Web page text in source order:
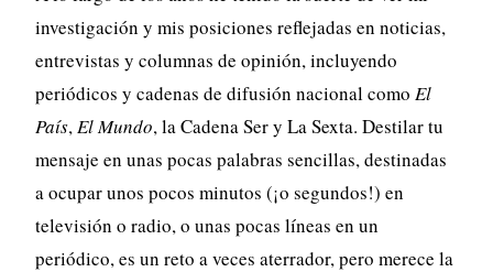
investigación y mis posiciones reflejadas en noticias,
entrevistas y columnas de opinión, incluyendo
periódicos y cadenas de difusión nacional comoEl
País,El Mundo, la Cadena Ser y La Sexta. Destilar tu
mensaje en unas pocas palabras sencillas, destinadas
a ocupar unos pocos minutos (¡o segundos!) en
televisión o radio, o unas pocas líneas en un
periódico, es un reto a veces aterrador, pero merece la